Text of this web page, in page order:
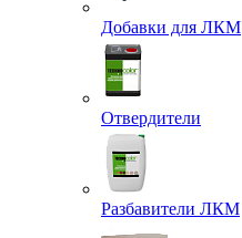
Добавки для ЛКМ
Отвердители
Разбавители ЛКМ